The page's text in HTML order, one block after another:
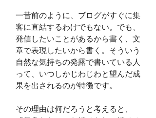
一昔前のように、ブログがすぐに集
客に直結するわけでもない。でも、
発信したいことがあるから書く、文
章で表現したいから書く。そういう
自然な気持ちの発露で書いている人
って、いつしかじわじわと望んだ成
果を出されるのが特徴です。
その理由は何だろうと考えると、